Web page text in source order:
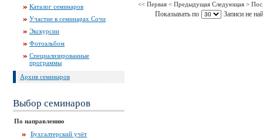
Каталог семинаров
Участие в семинарах Сочи
Экскурсии
Фотоальбом
Специализированные
программы
Архив семинаров
Выбор семинаров
По направлению
Бухгалтерский учёт
<< Первая < Предыдущая Следующая >
Показывать по Записи не